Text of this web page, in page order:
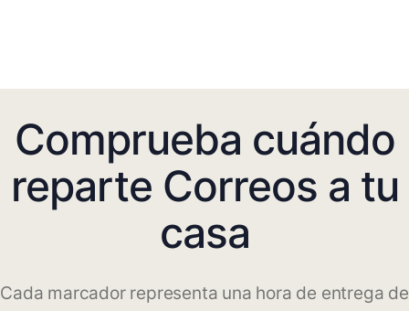
Comprueba cuándo
reparte Correos a tu
casa
Cada marcador representa una hora de entrega de